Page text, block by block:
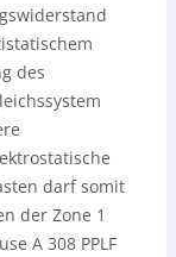
des
darf somit
der Zone 1
A 308 PPLF